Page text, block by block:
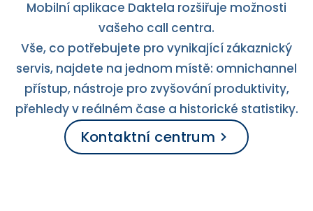
Mobilní aplikace Daktela rozšiřuje možnosti
vašeho call centra.
Vše, co potřebujete pro vynikající zákaznický
servis, najdete na jednom místě: omnichannel
přístup, nástroje pro zvyšování produktivity,
přehledy v reálném čase a historické statistiky.
Kontaktní centrum